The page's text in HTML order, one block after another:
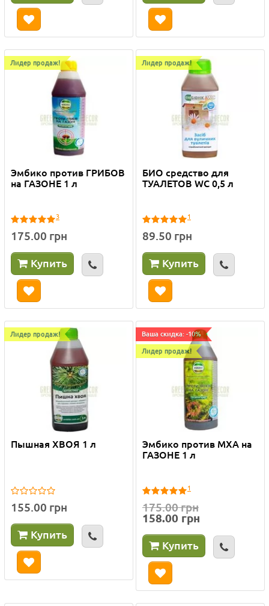
Лидер продаж!
Эмбико против ГРИБОВ
на ГАЗОНЕ 1 л
3
175.00 грн
Купить
Лидер продаж!
БИО средство для
ТУАЛЕТОВ WC 0,5 л
1
89.50 грн
Купить
Лидер продаж!
Пышная ХВОЯ 1 л
155.00 грн
Купить
Ваша скидка: -10%
Лидер продаж!
Эмбико против МХА на
ГАЗОНЕ 1 л
1
175.00 грн
158.00 грн
Купить